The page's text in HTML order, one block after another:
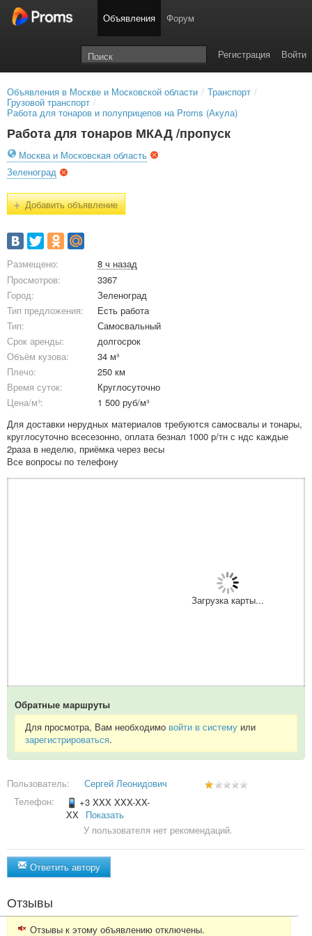
Объявления Форум
Войти
Регистрация
Объявления в Москве и Московской области / Транспорт /
Грузовой транспорт /
Работа для тонаров и полуприцепов на Proms (Акула)
Работа для тонаров МКАД /пропуск
Москва и Московская область
Зеленоград
+Добавить объявление
Размещено:
8 ч назад
Просмотров:
3367
Город:
Зеленоград
Тип предложения:
Есть работа
Тип:
Самосвальный
Срок аренды:
долгосрок
Объём кузова:
34 м³
Плечо:
250 км
Время суток:
Круглосуточно
Цена/м³:
1 500 руб/м³
Для доставки нерудных материалов требуются самосвалы и тонары,
круглосуточно всесезонно, оплата безнал 1000 р/тн с ндс каждые
2раза в неделю, приёмка через весы
Все вопросы по телефону
Загрузка карты...
Обратные маршруты
Для просмотра, Вам необходимо войти в систему или
зарегистрироваться.
Пользователь:
Сергей Леонидович
Телефон:
+3 XXX XXX-XX-
XX
Показать
У пользователя нет рекомендаций.
Ответить автору
Отзывы
Отзывы к этому объявлению отключены.